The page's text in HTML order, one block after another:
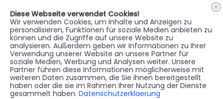
MENU
🇦🇹 Register
Diese Webseite verwendet Cookies!
Wir verwenden Cookies, um Inhalte und Anzeigen zu
personalisieren, Funktionen für soziale Medien anbieten zu
können und die Zugriffe auf unsere Website zu
analysieren. Außerdem geben wir Informationen zu Ihrer
Verwendung unserer Website an unsere Partner für
soziale Medien, Werbung und Analysen weiter. Unsere
Partner führen diese Informationen möglicherweise mit
weiteren Daten zusammen, die Sie ihnen bereitgestellt
haben oder die sie im Rahmen Ihrer Nutzung der Dienste
gesammelt haben. Datenschutzerklaerung